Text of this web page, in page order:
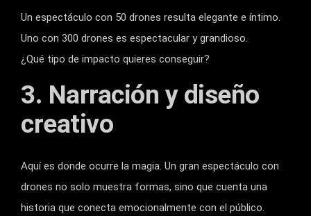
Un espectáculo con 50 drones resulta elegante e íntimo.
Uno con 300 drones es espectacular y grandioso.
¿Qué tipo de impacto quieres conseguir?
3. Narración y diseño
creativo
Aquí es donde ocurre la magia. Un gran espectáculo con
drones no solo muestra formas, sino que cuenta una
historia que conecta emocionalmente con el público.